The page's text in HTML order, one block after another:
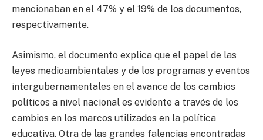
mencionaban en el 47% y el 19% de los documentos,
respectivamente.
Asimismo, el documento explica que el papel de las
leyes medioambientales y de los programas y eventos
intergubernamentales en el avance de los cambios
políticos a nivel nacional es evidente a través de los
cambios en los marcos utilizados en la política
educativa. Otra de las grandes falencias encontradas